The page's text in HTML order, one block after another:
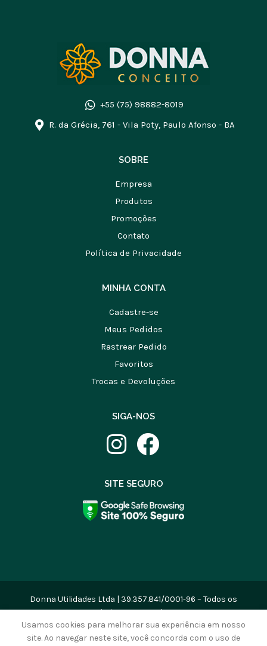
+55 (75) 98882-8019
R. da Grécia, 761 - Vila Poty, Paulo Afonso - BA
SOBRE
Empresa
Produtos
Promoções
Contato
Política de Privacidade
MINHA CONTA
Cadastre-se
Meus Pedidos
Rastrear Pedido
Favoritos
Trocas e Devoluções
SIGA-NOS
SITE SEGURO
Donna Utilidades Ltda | 39.357.841/0001-96 – Todos os
Direitos Reservados
Usamos cookies para melhorar sua experiência em nosso
site. Ao navegar neste site, você concorda com o uso de